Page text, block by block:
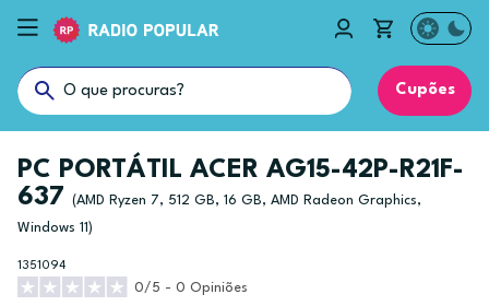
Cupões
PC PORTÁTIL ACER AG15-42P-R21F-
637
(AMD Ryzen 7, 512 GB, 16 GB, AMD Radeon Graphics,
Windows 11)
1351094
0/5 - 0 Opiniões